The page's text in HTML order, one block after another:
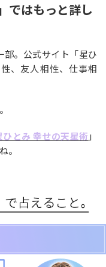
ではもっと詳し
。公式サイト「星ひ
、友人相性、仕事相
ひとみ 幸せの天星術 」
。